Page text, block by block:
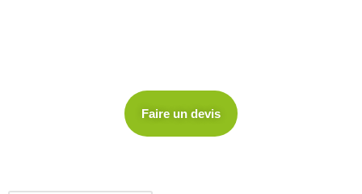
Faire un devis